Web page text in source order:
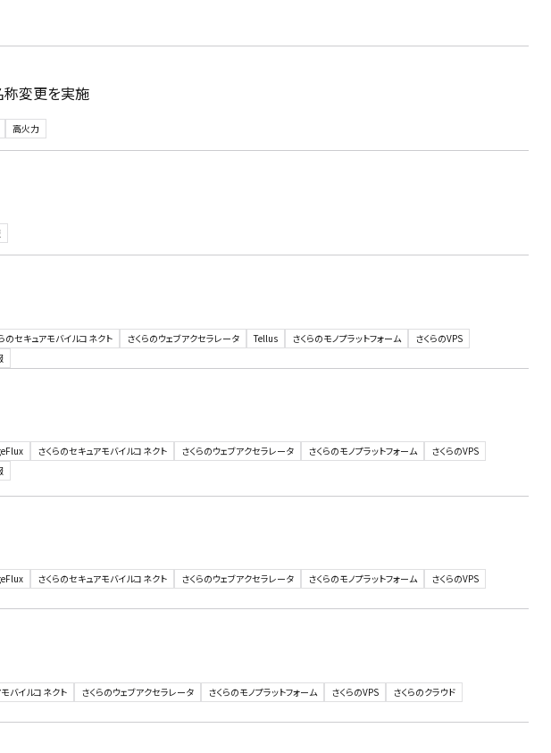
称変更を実施
高火力
のセキュアモバイルコネクト さくらのウェブアクセラレータ Tellus さくらのモノプラットフォーム
さくらのVPS
さくらのセキュアモバイルコネクト さくらのウェブアクセラレータ さくらのモノプラットフォーム
さくらのVPS
さくらのセキュアモバイルコネクト さくらのウェブアクセラレータ さくらのモノプラットフォーム
さくらのVPS
バイルコネクト さくらのウェブアクセラレータ さくらのモノプラットフォーム さくらのVPS
さくらのクラウド